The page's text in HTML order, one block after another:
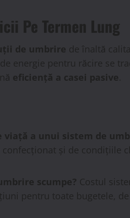
Pe Termen Lung
de umbrire de înaltă
energie pentru răcire se
eficiență a casei pasive.
viață a unui sistem de
și de condițiile
scumpe? Costul
pentru toate bugetele,